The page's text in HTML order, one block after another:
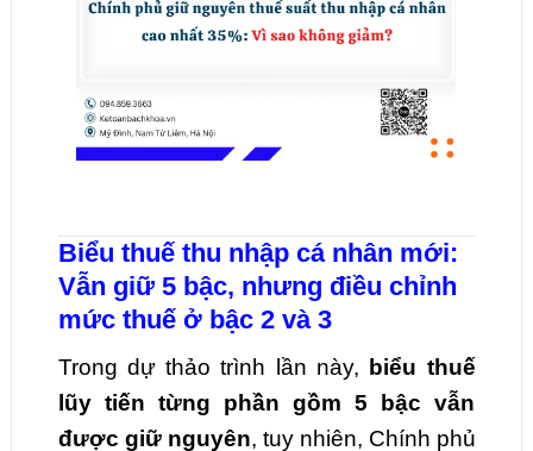
Biểu thuế thu nhập cá nhân mới:
Vẫn giữ 5 bậc, nhưng điều chỉnh
mức thuế ở bậc 2 và 3
Trong dự thảo trình lần này, biểu thuế
lũy tiến từng phần gồm 5 bậc vẫn
được giữ nguyên, tuy nhiên, Chính phủ